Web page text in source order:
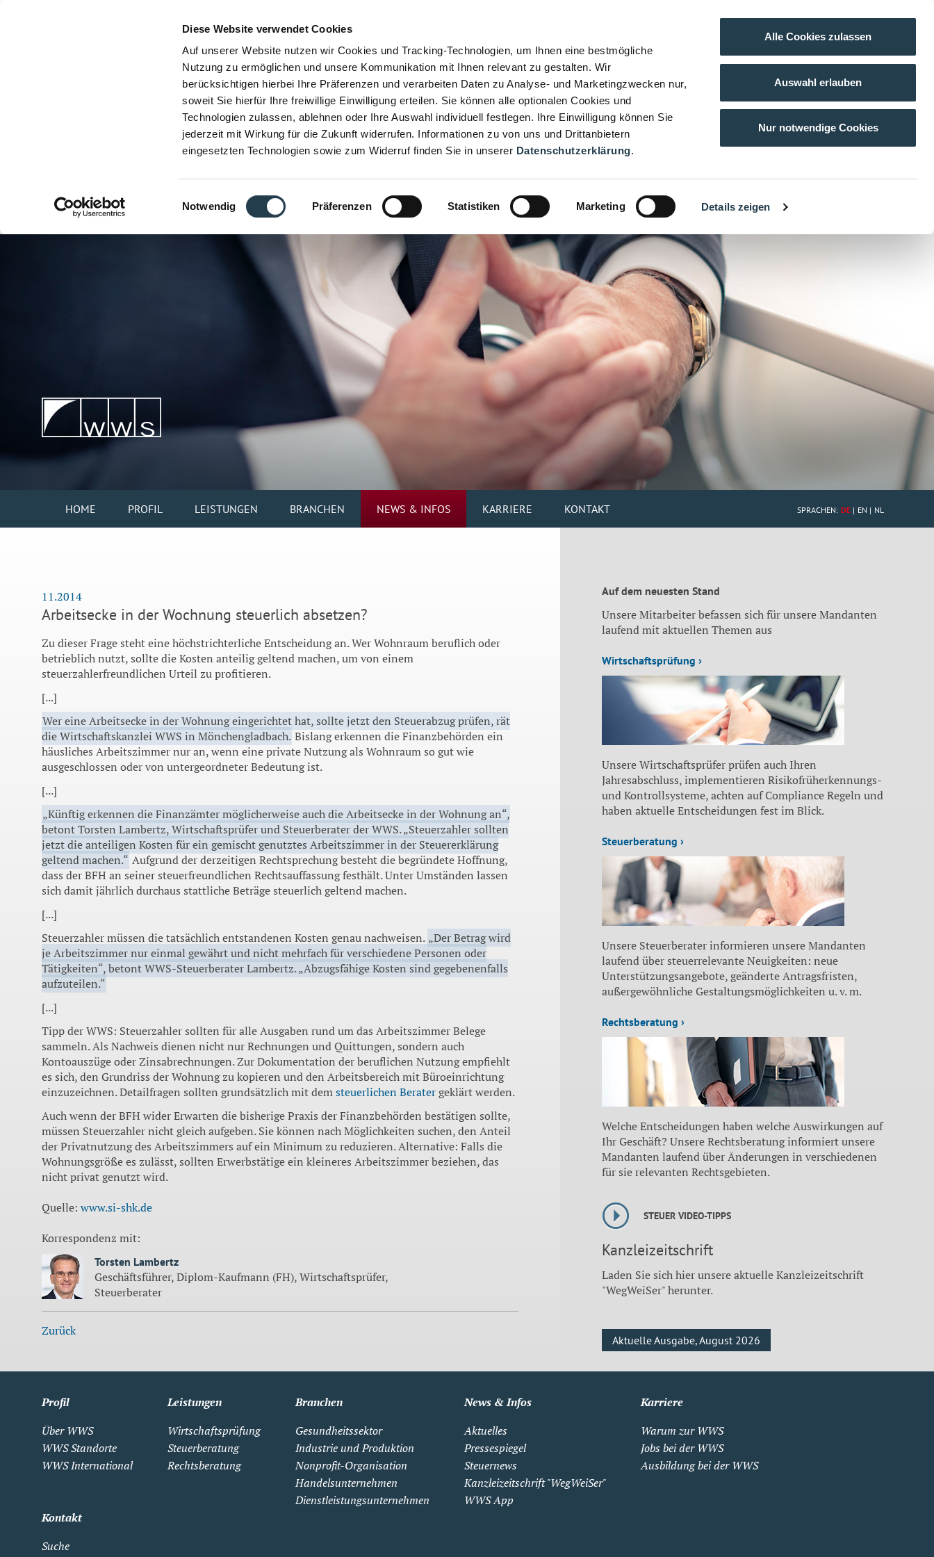
Diese Website verwendet Cookies
Auf unserer Website nutzen wir Cookies und Tracking-Technologien, um Ihnen eine bestmögliche
Nutzung zu ermöglichen und unsere Kommunikation mit Ihnen relevant zu gestalten. Wir
berücksichtigen hierbei Ihre Präferenzen und verarbeiten Daten zu Analyse- und Marketingzwecken nur,
soweit Sie hierfür Ihre freiwillige Einwilligung erteilen. Sie können alle optionalen Cookies und
Technologien zulassen, ablehnen oder Ihre Auswahl individuell festlegen. Ihre Einwilligung können Sie
jederzeit mit Wirkung für die Zukunft widerrufen. Informationen zu von uns und Drittanbietern
eingesetzten Technologien sowie zum Widerruf finden Sie in unserer Datenschutzerklärung.
Einwilligungsauswahl
Notwendig Präferenzen Statistiken Marketing Details zeigen
Alle Cookies zulassen
Auswahl erlauben
Nur notwendige Cookies
HOME PROFIL LEISTUNGEN BRANCHEN NEWS & INFOS KARRIERE KONTAKT SPRACHEN: DE EN NL
11.2014
Arbeitsecke in der Wochnung steuerlich absetzen?
Zu dieser Frage steht eine höchstrichterliche Entscheidung an. Wer Wohnraum beruflich oder
betrieblich nutzt, sollte die Kosten anteilig geltend machen, um von einem
steuerzahlerfreundlichen Urteil zu profitieren.
[...]
Wer eine Arbeitsecke in der Wohnung eingerichtet hat, sollte jetzt den Steuerabzug prüfen, rät
die Wirtschaftskanzlei WWS in Mönchengladbach. Bislang erkennen die Finanzbehörden ein
häusliches Arbeitszimmer nur an, wenn eine private Nutzung als Wohnraum so gut wie
ausgeschlossen oder von untergeordneter Bedeutung ist.
[...]
„Künftig erkennen die Finanzämter möglicherweise auch die Arbeitsecke in der Wohnung an“,
betont Torsten Lambertz, Wirtschaftsprüfer und Steuerberater der WWS. „Steuerzahler sollten
jetzt die anteiligen Kosten für ein gemischt genutztes Arbeitszimmer in der Steuererklärung
geltend machen.“ Aufgrund der derzeitigen Rechtsprechung besteht die begründete Hoffnung,
dass der BFH an seiner steuerfreundlichen Rechtsauffassung festhält. Unter Umständen lassen
sich damit jährlich durchaus stattliche Beträge steuerlich geltend machen.
[...]
Steuerzahler müssen die tatsächlich entstandenen Kosten genau nachweisen. „Der Betrag wird
je Arbeitszimmer nur einmal gewährt und nicht mehrfach für verschiedene Personen oder
Tätigkeiten“, betont WWS-Steuerberater Lambertz. „Abzugsfähige Kosten sind gegebenenfalls
aufzuteilen.“
[...]
Tipp der WWS: Steuerzahler sollten für alle Ausgaben rund um das Arbeitszimmer Belege
sammeln. Als Nachweis dienen nicht nur Rechnungen und Quittungen, sondern auch
Kontoauszüge oder Zinsabrechnungen. Zur Dokumentation der beruflichen Nutzung empfiehlt
es sich, den Grundriss der Wohnung zu kopieren und den Arbeitsbereich mit Büroeinrichtung
einzuzeichnen. Detailfragen sollten grundsätzlich mit demsteuerlichen Beratergeklärt werden.
Auch wenn der BFH wider Erwarten die bisherige Praxis der Finanzbehörden bestätigen sollte,
müssen Steuerzahler nicht gleich aufgeben. Sie können nach Möglichkeiten suchen, den Anteil
der Privatnutzung des Arbeitszimmers auf ein Minimum zu reduzieren. Alternative: Falls die
Wohnungsgröße es zulässt, sollten Erwerbstätige ein kleineres Arbeitszimmer beziehen, das
nicht privat genutzt wird.
Quelle: www.si-shk.de
Korrespondenz mit:
Torsten Lambertz
Geschäftsführer, Diplom-Kaufmann (FH), Wirtschaftsprüfer,
Steuerberater
Zurück
Auf dem neuesten Stand
Unsere Mitarbeiter befassen sich für unsere Mandanten
laufend mit aktuellen Themen aus
Wirtschaftsprüfung ›
Unsere Wirtschaftsprüfer prüfen auch Ihren
Jahresabschluss, implementieren Risikofrüherkennungs-
und Kontrollsysteme, achten auf Compliance Regeln und
haben aktuelle Entscheidungen fest im Blick.
Steuerberatung ›
Unsere Steuerberater informieren unsere Mandanten
laufend über steuerrelevante Neuigkeiten: neue
Unterstützungsangebote, geänderte Antragsfristen,
außergewöhnliche Gestaltungsmöglichkeiten u. v. m.
Rechtsberatung ›
Welche Entscheidungen haben welche Auswirkungen auf
Ihr Geschäft? Unsere Rechtsberatung informiert unsere
Mandanten laufend über Änderungen in verschiedenen
für sie relevanten Rechtsgebieten.
STEUER VIDEO-TIPPS
Kanzleizeitschrift
Laden Sie sich hier unsere aktuelle Kanzleizeitschrift
"WegWeiSer" herunter.
Aktuelle Ausgabe, August 2026
Profil
Über WWS
WWS Standorte
WWS International
Leistungen
Wirtschaftsprüfung
Steuerberatung
Rechtsberatung
Branchen
Gesundheitssektor
Industrie und Produktion
Nonprofit-Organisation
Handelsunternehmen
Dienstleistungsunternehmen
News & Infos
Aktuelles
Pressespiegel
Steuernews
Kanzleizeitschrift "WegWeiSer"
WWS App
Karriere
Warum zur WWS
Jobs bei der WWS
Ausbildung bei der WWS
Kontakt
Suche